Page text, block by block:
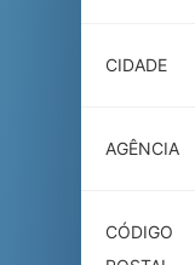
CIDADE
AGÊNCIA
CÓDIGO